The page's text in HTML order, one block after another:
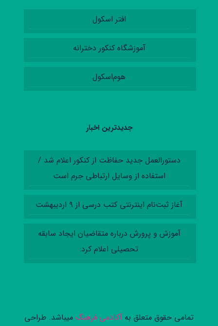
افتر اسکول
آموزشگاه کنکور دخترانه
هوم‌اسکول
جدیدترین اخبار
دستورالعمل‌ جدید حفاظت از کنکور اعلام شد /
استفاده از وسایل ارتباطی جرم است
آغاز ثبت‌نام اینترنتی کتب درسی از ۹ اردیبهشت
آموزش‌ و پرورش درباره متقاضیان ایجاد سابقه
تحصیلی اعلام کرد:
تمامی حقوق متعلق به آکادمی فرهنگ میباشد. طراحی